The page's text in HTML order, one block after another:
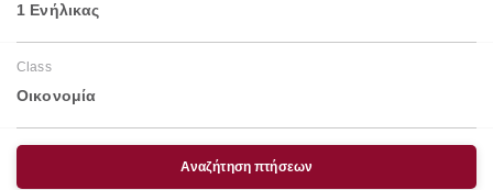
1 Ενήλικας
Class
Οικονομία
Αναζήτηση πτήσεων